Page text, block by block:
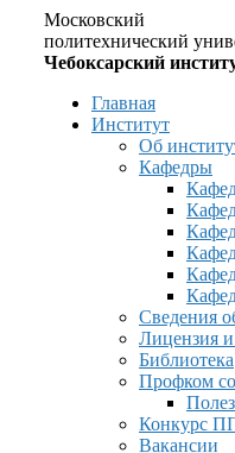
Московский
политехнический
Чебоксарский
Главная
Институт
Об
Кафедры
Сведения
Лицензия и
Библиотека
Профком
Конкурс
Вакансии